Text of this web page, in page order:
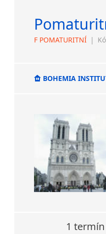
F POMATURITNÍ |
BOHEMIA
1 termín